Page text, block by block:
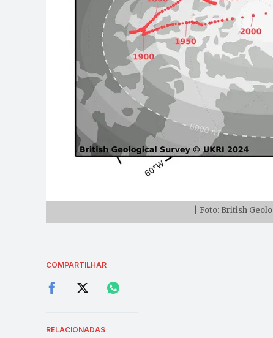
| Foto: British
COMPARTILHAR
RELACIONADAS